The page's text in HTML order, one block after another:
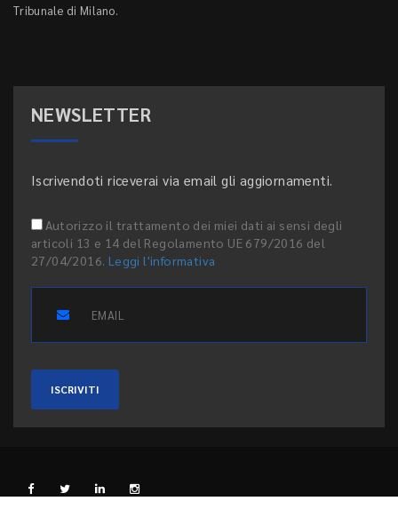
Tribunale di Milano.
NEWSLETTER
Iscrivendoti riceverai via email gli aggiornamenti.
Autorizzo il trattamento dei miei dati ai sensi degli
articoli 13 e 14 del Regolamento UE 679/2016 del
27/04/2016. Leggi l'informativa
ISCRIVITI